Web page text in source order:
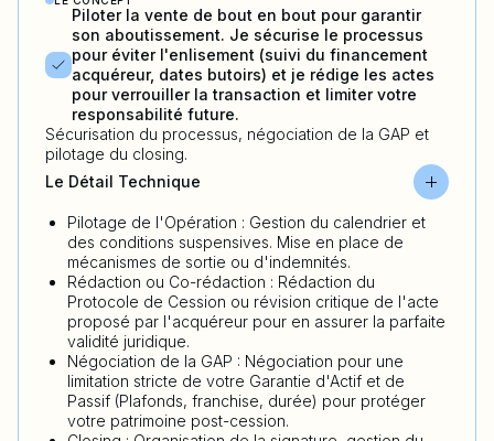
Piloter la vente de bout en bout pour garantir
son aboutissement. Je sécurise le processus
pour éviter l'enlisement (suivi du financement
acquéreur, dates butoirs) et je rédige les actes
pour verrouiller la transaction et limiter votre
responsabilité future.
Sécurisation du processus, négociation de la GAP et
pilotage du closing.
Le Détail Technique
Pilotage de l'Opération : Gestion du calendrier et
des conditions suspensives. Mise en place de
mécanismes de sortie ou d'indemnités.
Rédaction ou Co-rédaction : Rédaction du
Protocole de Cession ou révision critique de l'acte
proposé par l'acquéreur pour en assurer la parfaite
validité juridique.
Négociation de la GAP : Négociation pour une
limitation stricte de votre Garantie d'Actif et de
Passif (Plafonds, franchise, durée) pour protéger
votre patrimoine post-cession.